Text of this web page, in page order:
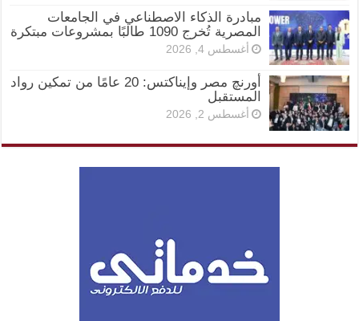
مبادرة الذكاء الاصطناعي في الجامعات
المصرية تُخرج 1090 طالبًا بمشروعات مبتكرة
أغسطس 4, 2026
أورنچ مصر وإيناكتس: 20 عامًا من تمكين رواد
المستقبل
أغسطس 2, 2026